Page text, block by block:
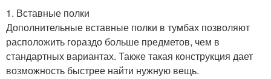
1. Вставные полки
Дополнительные вставные полки в тумбах позволяют
расположить гораздо больше предметов, чем в
стандартных вариантах. Также такая конструкция дает
возможность быстрее найти нужную вещь.